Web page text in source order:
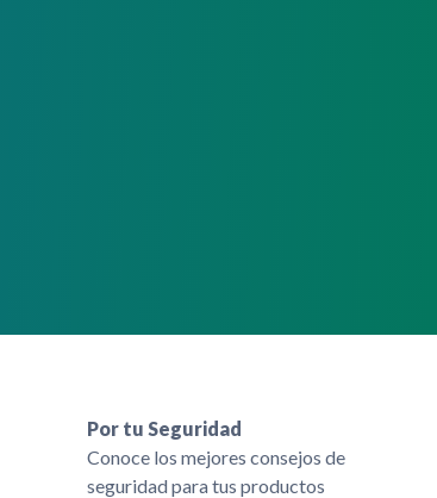
Por tu Seguridad
Conoce los mejores consejos de
seguridad para tus productos